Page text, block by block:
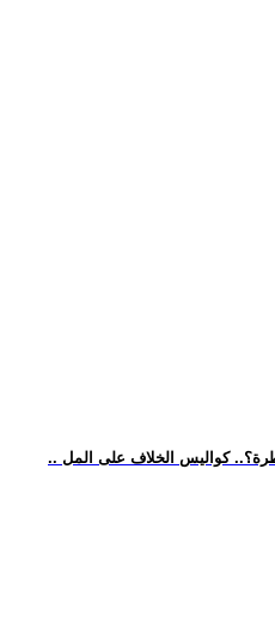
كواليس الخلاف على المل